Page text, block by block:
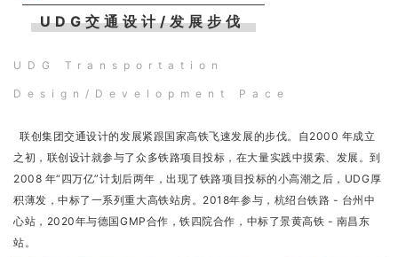
UDG交通设计/发展步伐
UDG Transportation
Design/ Development Pace
联创集团交通设计的发展紧跟国家高铁飞速发展的步伐。自2000 年成立
之初，联创设计就参与了众多铁路项目投标，在大量实践中摸索、发展。到
2008 年“四万亿”计划后两年，出现了铁路项目投标的小高潮之后，UDG厚
积薄发，中标了一系列重大高铁站房。2018年参与，杭绍台铁路 - 台州中
心站，2020年与德国GMP合作，铁四院合作，中标了景黄高铁 - 南昌东
站。